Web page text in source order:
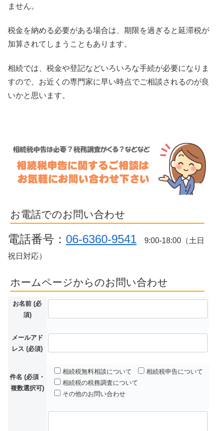
ません。
税金を納める必要がある場合は、期限を過ぎると延滞税が
加算されてしまうこともあります。
相続では、税金や登記などいろいろな手続が必要になりま
すので、お近くの専門家に早い時点でご相談されるのが良
いかと思います。
お電話でのお問い合わせ
電話番号： 06-6360-9541 9:00-18:00（土日
祝日対応）
ホームページからのお問い合わせ
お名前 (必
須)
メールアド
レス (必須)
件名 (必須・
複数選択可)
相続税無料相談について
相続税申告について
相続税の税務調査について
その他のお問い合わせ